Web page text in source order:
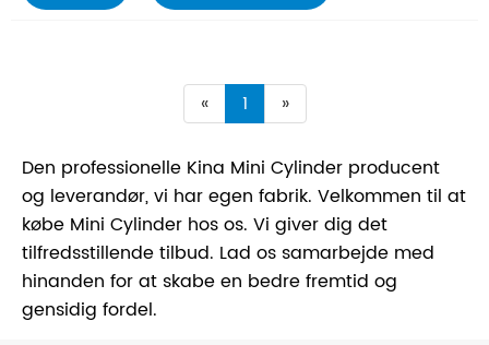
« 1 »
Den professionelle Kina Mini Cylinder producent
og leverandør, vi har egen fabrik. Velkommen til at
købe Mini Cylinder hos os. Vi giver dig det
tilfredsstillende tilbud. Lad os samarbejde med
hinanden for at skabe en bedre fremtid og
gensidig fordel.